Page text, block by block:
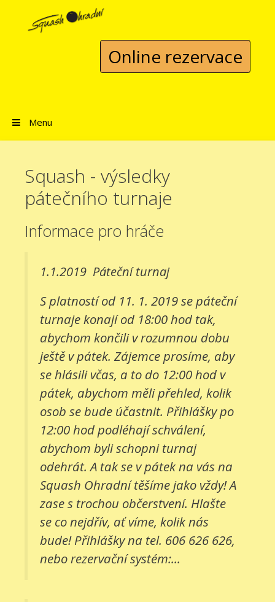
Přeskočit na obsah
Online rezervace
Menu
Squash - výsledky
pátečního turnaje
Informace pro hráče
1.1.2019 Páteční turnaj
S platností od 11. 1. 2019 se páteční
turnaje konají od 18:00 hod tak,
abychom končili v rozumnou dobu
ještě v pátek. Zájemce prosíme, aby
se hlásili včas, a to do 12:00 hod v
pátek, abychom měli přehled, kolik
osob se bude účastnit. Přihlášky po
12:00 hod podléhají schválení,
abychom byli schopni turnaj
odehrát. A tak se v pátek na vás na
Squash Ohradní těšíme jako vždy! A
zase s trochou občerstvení. Hlašte
se co nejdřív, ať víme, kolik nás
bude! Přihlášky na tel. 606 626 626,
nebo rezervační systém:...